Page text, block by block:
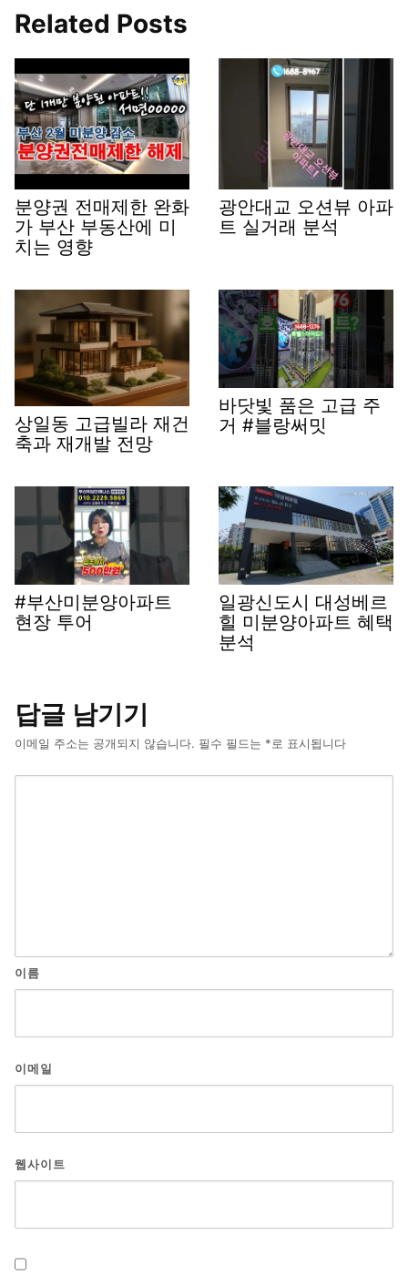
Related Posts
분양권 전매제한 완화
가 부산 부동산에 미
치는 영향
광안대교 오션뷰 아파
트 실거래 분석
상일동 고급빌라 재건
축과 재개발 전망
바닷빛 품은 고급 주
거 #블랑써밋
#부산미분양아파트
현장 투어
일광신도시 대성베르
힐 미분양아파트 혜택
분석
답글 남기기
이메일 주소는 공개되지 않습니다. 필수 필드는 *로 표시됩니다
이름
이메일
웹사이트